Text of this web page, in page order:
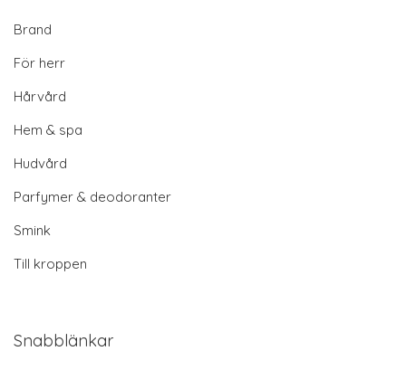
Brand
För herr
Hårvård
Hem & spa
Hudvård
Parfymer & deodoranter
Smink
Till kroppen
Snabblänkar